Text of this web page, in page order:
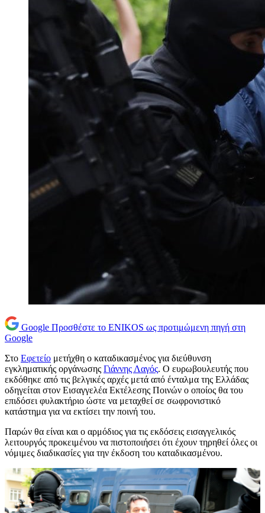
Google Προσθέστε το ENIKOS ως προτιμώμενη πηγή στη
Google
Στο Εφετείο μετήχθη ο καταδικασμένος για διεύθυνση
εγκληματικής οργάνωσης Γιάννης Λαγός. Ο ευρωβουλευτής που
εκδόθηκε από τις βελγικές αρχές μετά από ένταλμα της Ελλάδας
οδηγείται στον Εισαγγελέα Εκτέλεσης Ποινών ο οποίος θα του
επιδόσει φυλακτήριο ώστε να μεταχθεί σε σωφρονιστικό
κατάστημα για να εκτίσει την ποινή του.
Παρών θα είναι και ο αρμόδιος για τις εκδόσεις εισαγγελικός
λειτουργός προκειμένου να πιστοποιήσει ότι έχουν τηρηθεί όλες οι
νόμιμες διαδικασίες για την έκδοση του καταδικασμένου.